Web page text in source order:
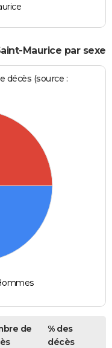
Maurice par sexe
décès (source :
de
% des
décès